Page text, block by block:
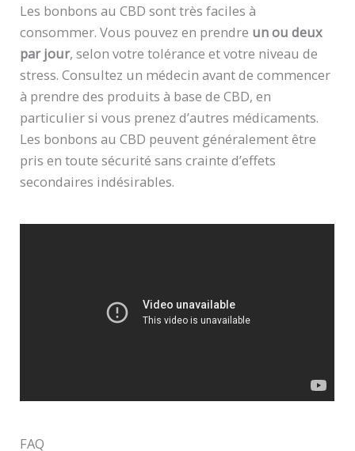
Les bonbons au CBD sont très faciles à
consommer. Vous pouvez en prendre un ou deux
par jour, selon votre tolérance et votre niveau de
stress. Consultez un médecin avant de commencer
à prendre des produits à base de CBD, en
particulier si vous prenez d’autres médicaments.
Les bonbons au CBD peuvent généralement être
pris en toute sécurité sans crainte d’effets
secondaires indésirables.
FAQ